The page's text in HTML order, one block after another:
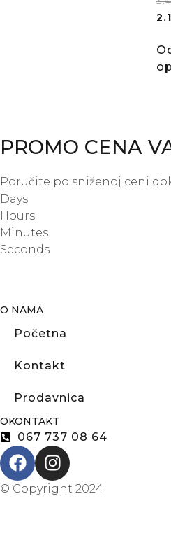
PROMO CENA
Poručite po sniženoj ceni
Days
Hours
Minutes
Seconds
O NAMA
Početna
Kontakt
Prodavnica
OKONTAKT
067 737 08 64
© Copyright 2024